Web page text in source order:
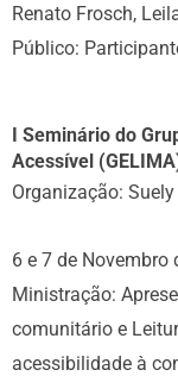
Renato Frosch,
Público:
I Seminário do
Acessível
Organização:
6 e 7 de Novembro
Ministração:
comunitário e
acessibilidade à